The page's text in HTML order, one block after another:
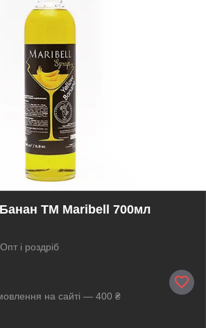
TM Maribell 700мл
Опт і роздріб
на сайті — 400 ₴